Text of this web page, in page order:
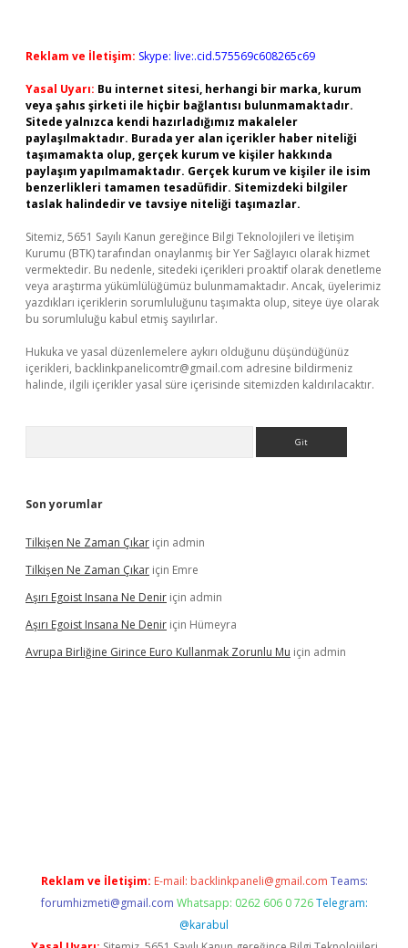
Reklam ve İletişim: Skype: live:.cid.575569c608265c69
Yasal Uyarı: Bu internet sitesi, herhangi bir marka, kurum
veya şahıs şirketi ile hiçbir bağlantısı bulunmamaktadır.
Sitede yalnızca kendi hazırladığımız makaleler
paylaşılmaktadır. Burada yer alan içerikler haber niteliği
taşımamakta olup, gerçek kurum ve kişiler hakkında
paylaşım yapılmamaktadır. Gerçek kurum ve kişiler ile isim
benzerlikleri tamamen tesadüfidir. Sitemizdeki bilgiler
taslak halindedir ve tavsiye niteliği taşımazlar.
Sitemiz, 5651 Sayılı Kanun gereğince Bilgi Teknolojileri ve İletişim
Kurumu (BTK) tarafından onaylanmış bir Yer Sağlayıcı olarak hizmet
vermektedir. Bu nedenle, sitedeki içerikleri proaktif olarak denetleme
veya araştırma yükümlülüğümüz bulunmamaktadır. Ancak, üyelerimiz
yazdıkları içeriklerin sorumluluğunu taşımakta olup, siteye üye olarak
bu sorumluluğu kabul etmiş sayılırlar.
Hukuka ve yasal düzenlemelere aykırı olduğunu düşündüğünüz
içerikleri, backlinkpanelicomtr@gmail.com adresine bildirmeniz
halinde, ilgili içerikler yasal süre içerisinde sitemizden kaldırılacaktır.
Son yorumlar
Tilkişen Ne Zaman Çıkar için admin
Tilkişen Ne Zaman Çıkar için Emre
Aşırı Egoist Insana Ne Denir için admin
Aşırı Egoist Insana Ne Denir için Hümeyra
Avrupa Birliğine Girince Euro Kullanmak Zorunlu Mu için admin
Reklam ve İletişim: E-mail: backlinkpaneli@gmail.com Teams:
forumhizmeti@gmail.com Whatsapp: 0262 606 0 726 Telegram:
@karabul